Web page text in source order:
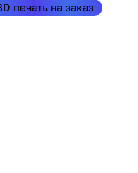
печать на заказ